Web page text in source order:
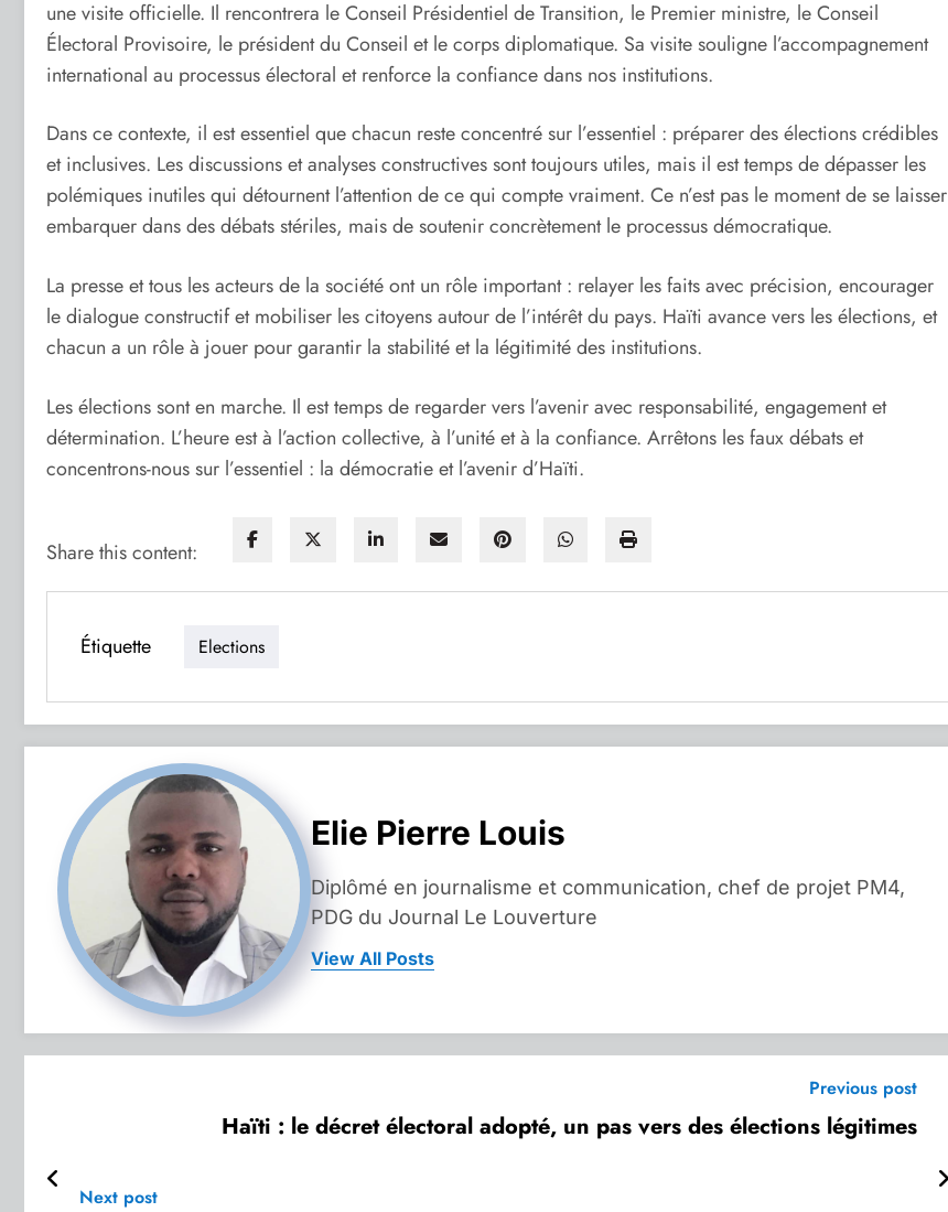
une visite officielle. Il rencontrera le Conseil Présidentiel de Transition, le Premier ministre, le Conseil
Électoral Provisoire, le président du Conseil et le corps diplomatique. Sa visite souligne l’accompagnement
international au processus électoral et renforce la confiance dans nos institutions.
Dans ce contexte, il est essentiel que chacun reste concentré sur l’essentiel : préparer des élections crédibles
et inclusives. Les discussions et analyses constructives sont toujours utiles, mais il est temps de dépasser les
polémiques inutiles qui détournent l’attention de ce qui compte vraiment. Ce n’est pas le moment de se laisser
embarquer dans des débats stériles, mais de soutenir concrètement le processus démocratique.
La presse et tous les acteurs de la société ont un rôle important : relayer les faits avec précision, encourager
le dialogue constructif et mobiliser les citoyens autour de l’intérêt du pays. Haïti avance vers les élections, et
chacun a un rôle à jouer pour garantir la stabilité et la légitimité des institutions.
Les élections sont en marche. Il est temps de regarder vers l’avenir avec responsabilité, engagement et
détermination. L’heure est à l’action collective, à l’unité et à la confiance. Arrêtons les faux débats et
concentrons-nous sur l’essentiel : la démocratie et l’avenir d’Haïti.
Share this content:
Étiquette Elections
Elie Pierre Louis
Diplômé en journalisme et communication, chef de projet PM4,
PDG du Journal Le Louverture
View All Posts
Previous post
Haïti : le décret électoral adopté, un pas vers des élections légitimes
Next post